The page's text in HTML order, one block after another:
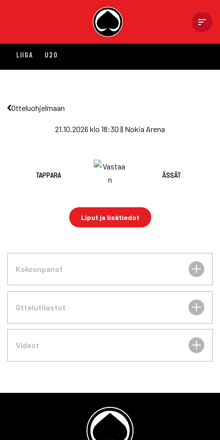
content
LIIGA U20
Otteluohjelmaan
21.10.2026 klo 18:30 || Nokia Arena
TAPPARA ÄSSÄT
Liput ja lisätiedot
Kokoonpanot
Ottelutilastot
Videot